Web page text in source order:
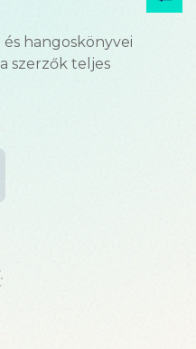
hangoskönyvei
szerzők teljes